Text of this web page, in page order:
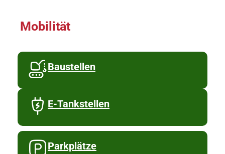
Mobilität
Baustellen
E-Tankstellen
Parkplätze